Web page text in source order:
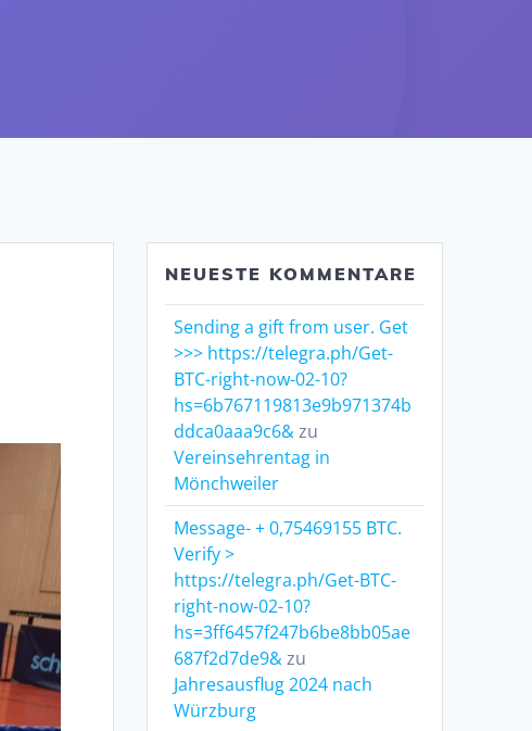
NEUESTE KOMMENTARE
Sending a gift from user. Get
>>> https://telegra.ph/Get-
BTC-right-now-02-10?
hs=6b767119813e9b971374b
ddca0aaa9c6&zu
Vereinsehrentag in
Mönchweiler
Message- + 0,75469155 BTC.
Verify >
https://telegra.ph/Get-BTC-
right-now-02-10?
hs=3ff6457f247b6be8bb05ae
687f2d7de9&zu
Jahresausflug 2024 nach
Würzburg